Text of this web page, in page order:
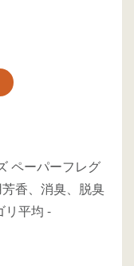
ペーパーフレグ
香、消臭、脱臭
リ平均 -